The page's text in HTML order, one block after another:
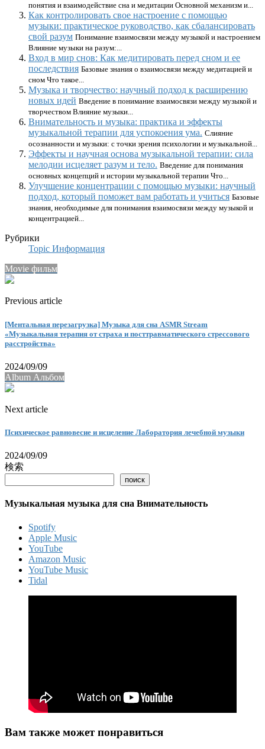
понятия и взаимодействие сна и медитации Основной механизм и...
Как контролировать свое настроение с помощью
музыки: практическое руководство, как сбалансировать
свой разум Понимание взаимосвязи между музыкой и настроением
Влияние музыки на разум:...
Вход в мир снов: Как медитировать перед сном и ее
последствия Базовые знания о взаимосвязи между медитацией и
сном Что такое...
Музыка и творчество: научный подход к расширению
новых идей Введение в понимание взаимосвязи между музыкой и
творчеством Влияние музыки...
Внимательность и музыка: практика и эффекты
музыкальной терапии для успокоения ума. Слияние
осознанности и музыки: с точки зрения психологии и музыкальной...
Эффекты и научная основа музыкальной терапии: сила
мелодии исцеляет разум и тело. Введение для понимания
основных концепций и истории музыкальной терапии Что...
Улучшение концентрации с помощью музыки: научный
подход, который поможет вам работать и учиться Базовые
знания, необходимые для понимания взаимосвязи между музыкой и
концентрацией...
Рубрики
Topic Информация
Movie фильм
Previous article
[Ментальная перезагрузка] Музыка для сна ASMR Stream
«Музыкальная терапия от страха и посттравматического стрессового
расстройства»
2024/09/09
Album Альбом
Next article
Психическое равновесие и исцеление Лаборатория лечебной музыки
2024/09/09
検索
поиск
Музыкальная музыка для сна Внимательность
Spotify
Apple Music
YouTube
Amazon Music
YouTube Music
Tidal
Вам также может понравиться